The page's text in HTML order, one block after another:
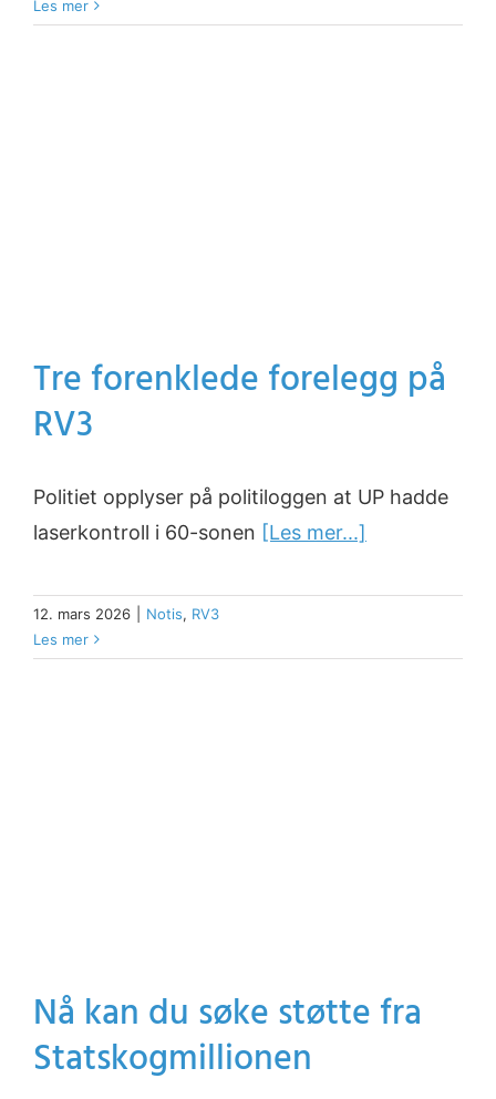
Les mer
Tre forenklede forelegg på
RV3
Politiet opplyser på politiloggen at UP hadde
laserkontroll i 60-sonen [Les mer...]
12. mars 2026 Notis, RV3
Les mer
Nå kan du søke støtte fra
Statskogmillionen